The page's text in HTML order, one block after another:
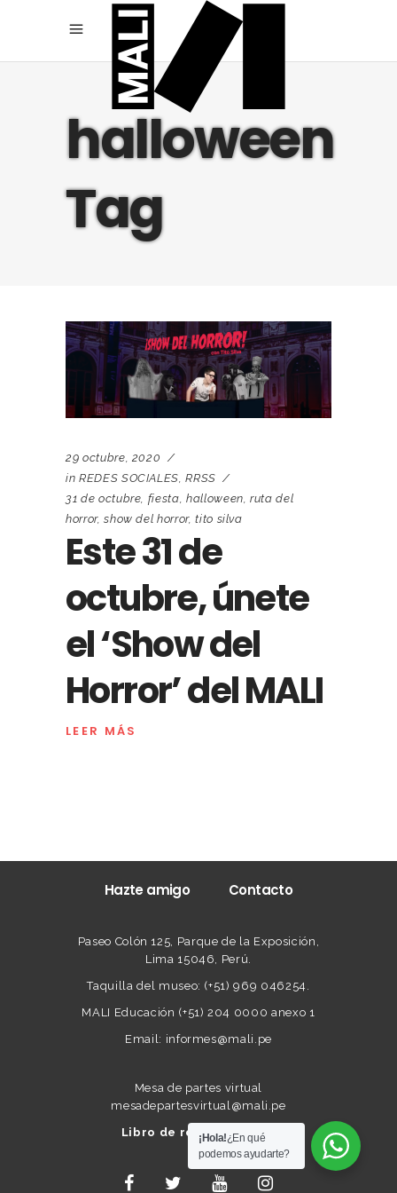
halloween
Tag
29 octubre, 2020
in REDES SOCIALES ,RRSS
31 de octubre fiesta halloween ,ruta del
horror,show del horror,tito silva
Este 31 de
octubre, únete
el ‘Show del
Horror’ del MALI
LEER MÁS
Hazte amigo Contacto
Paseo Colón 125, Parque de la Exposición,
Lima 15046, Perú.
Taquilla del museo: (+51) 969 046254.
MALI Educación (+51) 204 0000 anexo 1
Email: informes@mali.pe
Mesa de partes virtual
mesadepartesvirtual@mali.pe
Libro de reclamaciones
¡Hola!¿En qué
podemos ayudarte?